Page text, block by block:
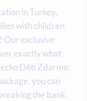
in Turkey,
with children
Our exclusive
exactly what
Děti Zdarma:
you can
the bank.